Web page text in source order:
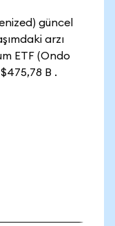
güncel
arzı
ETF (Ondo
B .